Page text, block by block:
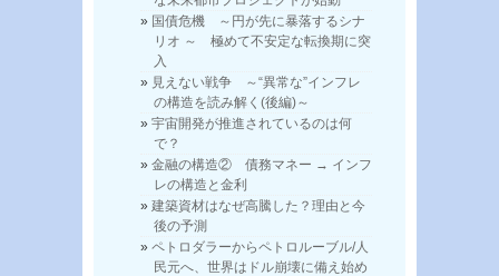
国債危機 ～円が先に暴落するシナ
リオ ～ 極めて不安定な転換期に突
入
見えない戦争 ～“異常な”インフレ
の構造を読み解く(後編)～
宇宙開発が推進されているのは何
で？
金融の構造② 債務マネー → インフ
レの構造と金利
建築資材はなぜ高騰した？理由と今
後の予測
ペトロダラーからペトロルーブル/人
民元へ、世界はドル崩壊に備え始め